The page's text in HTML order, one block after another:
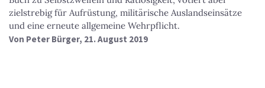
zielstrebig für Aufrüstung, militärische Auslandseinsätze
und eine erneute allgemeine Wehrpflicht.
Von Peter Bürger, 21. August 2019